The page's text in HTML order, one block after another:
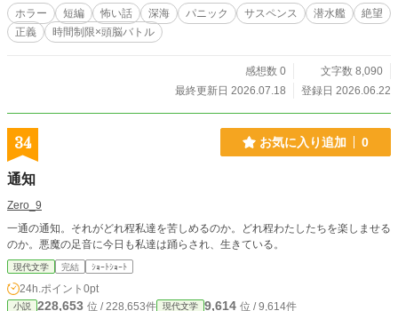
ホラー 短編 怖い話 深海 パニック サスペンス 潜水艦
絶望
正義
時間制限×頭脳バトル
感想数 0
文字数 8,090
最終更新日 2026.07.18
登録日 2026.06.22
34 お気に入り追加 0
通知
Zero_9
一通の通知。それがどれ程私達を苦しめるのか。どれ程わたしたちを楽しませる
のか。悪魔の足音に今日も私達は踊らされ、生きている。
現代文学 完結 ｼｮｰﾄｼｮｰﾄ
24h.ポイント 0pt
小説 228,653 位 / 228,653件 現代文学 9,614 位 / 9,614件